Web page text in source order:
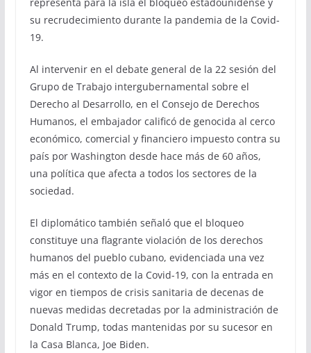
su recrudecimiento durante la pandemia de la Covid-
19.
Al intervenir en el debate general de la 22 sesión del
Grupo de Trabajo intergubernamental sobre el
Derecho al Desarrollo, en el Consejo de Derechos
Humanos, el embajador calificó de genocida al cerco
económico, comercial y financiero impuesto contra su
país por Washington desde hace más de 60 años,
una política que afecta a todos los sectores de la
sociedad.
El diplomático también señaló que el bloqueo
constituye una flagrante violación de los derechos
humanos del pueblo cubano, evidenciada una vez
más en el contexto de la Covid-19, con la entrada en
vigor en tiempos de crisis sanitaria de decenas de
nuevas medidas decretadas por la administración de
Donald Trump, todas mantenidas por su sucesor en
la Casa Blanca, Joe Biden.